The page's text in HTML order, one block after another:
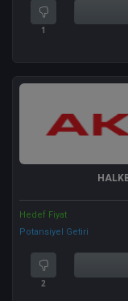
1
Hedef Fiyat
Potansiyel Getiri
2